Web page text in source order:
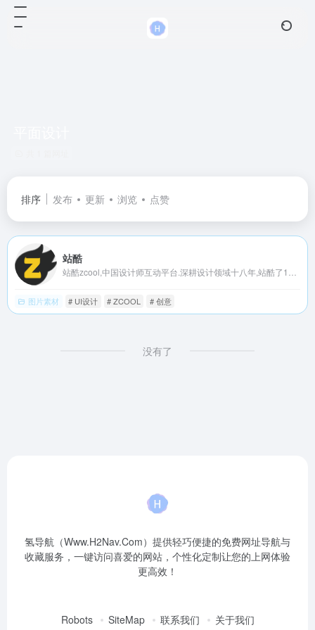
排序 发布 更新 浏览 点赞
站酷
图片素材 # UI设计 # ZCOOL # 创意
没有了
氢导航（Www.H2Nav.Com）提供轻巧便捷的免费网址导航与
收藏服务，一键访问喜爱的网站，个性化定制让您的上网体验
更高效！
Robots SiteMap 联系我们 关于我们